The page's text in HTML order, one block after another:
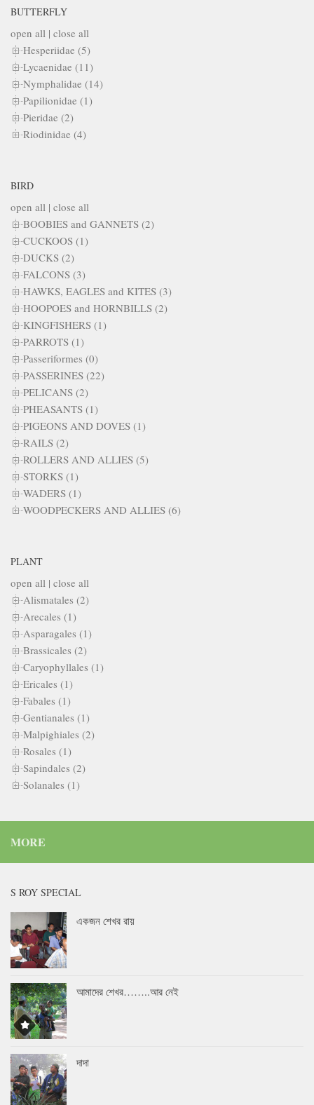
BUTTERFLY
open all | close all
Hesperiidae (5)
Lycaenidae (11)
Nymphalidae (14)
Papilionidae (1)
Pieridae (2)
Riodinidae (4)
BIRD
open all | close all
BOOBIES and GANNETS (2)
CUCKOOS (1)
DUCKS (2)
FALCONS (3)
HAWKS, EAGLES and KITES (3)
HOOPOES and HORNBILLS (2)
KINGFISHERS (1)
PARROTS (1)
Passeriformes (0)
PASSERINES (22)
PELICANS (2)
PHEASANTS (1)
PIGEONS AND DOVES (1)
RAILS (2)
ROLLERS AND ALLIES (5)
STORKS (1)
WADERS (1)
WOODPECKERS AND ALLIES (6)
PLANT
open all | close all
Alismatales (2)
Arecales (1)
Asparagales (1)
Brassicales (2)
Caryophyllales (1)
Ericales (1)
Fabales (1)
Gentianales (1)
Malpighiales (2)
Rosales (1)
Sapindales (2)
Solanales (1)
MORE
S ROY SPECIAL
একজন শেখর রায়
আমাদের শেখর……..আর নেই
দাদা